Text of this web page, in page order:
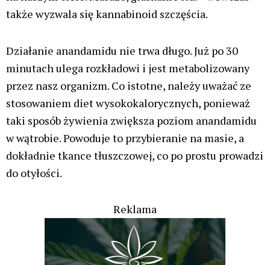
także wyzwala się kannabinoid szczęścia.
Działanie anandamidu nie trwa długo. Już po 30
minutach ulega rozkładowi i jest metabolizowany
przez nasz organizm. Co istotne, należy uważać ze
stosowaniem diet wysokokalorycznych, ponieważ
taki sposób żywienia zwiększa poziom anandamidu
w wątrobie. Powoduje to przybieranie na masie, a
dokładnie tkance tłuszczowej, co po prostu prowadzi
do otyłości.
Reklama